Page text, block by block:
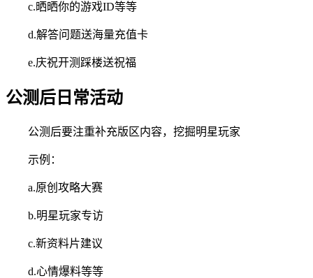
c.晒晒你的游戏ID等等
d.解答问题送海量充值卡
e.庆祝开测踩楼送祝福
公测后日常活动
公测后要注重补充版区内容，挖掘明星玩家
示例：
a.原创攻略大赛
b.明星玩家专访
c.新资料片建议
d.心情爆料等等